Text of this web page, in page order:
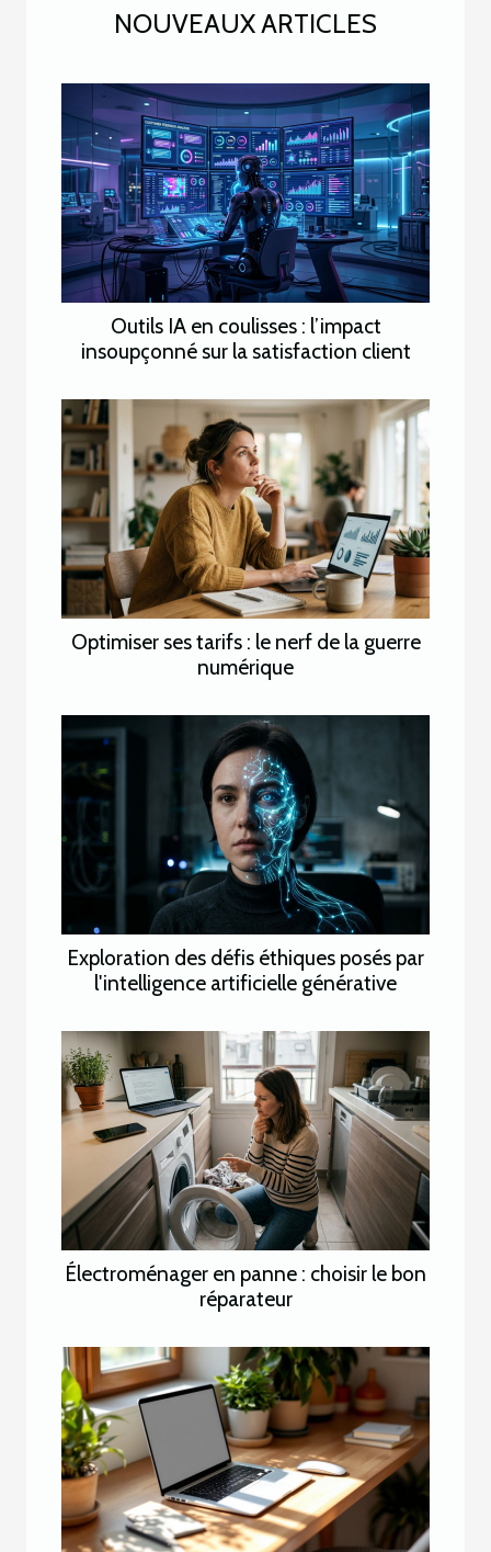
NOUVEAUX ARTICLES
Outils IA en coulisses : l’impact
insoupçonné sur la satisfaction client
Optimiser ses tarifs : le nerf de la guerre
numérique
Exploration des défis éthiques posés par
l'intelligence artificielle générative
Électroménager en panne : choisir le bon
réparateur